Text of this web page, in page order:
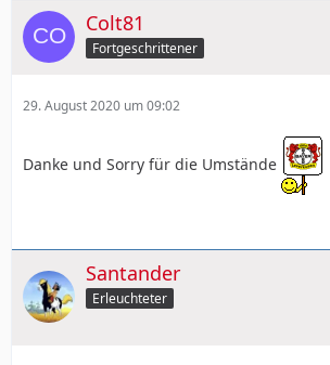
Colt81
Fortgeschrittener
29. August 2020 um 09:02
Danke und Sorry für die Umstände
Santander
Erleuchteter